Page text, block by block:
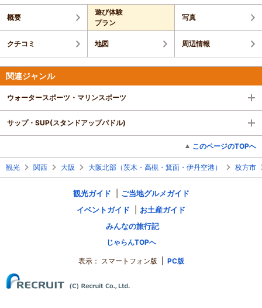
概要
遊び体験
プラン
写真
クチコミ 地図 周辺情報
関連ジャンル
ウォータースポーツ・マリンスポーツ
サップ・SUP(スタンドアップパドル)
このページのTOPへ
観光 関西 大阪 大阪北部（茨木・高槻・箕面・伊丹空港） 枚方市
観光ガイド
ご当地グルメガイド
イベントガイド
お土産ガイド
みんなの旅行記
じゃらんTOPへ
表示： スマートフォン版 PC版